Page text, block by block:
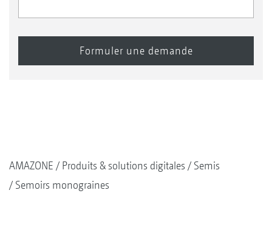
AMAZONE Produits & solutions digitales
Semis
Semoirs monograines